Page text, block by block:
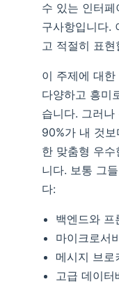
수 있는 인터
구사항입니다.
고 적절히 표
이 주제에 대
다양하고 흥미
습니다. 그러
90%가 내 것
한 맞춤형 우
니다. 보통 그
다:
백엔드와 프
마이크로서
메시지 브로
고급 데이터